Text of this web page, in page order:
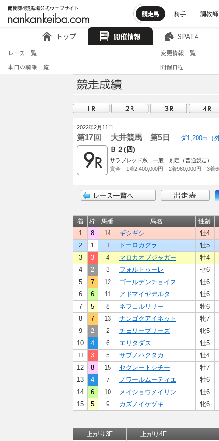
競走馬 騎手 調教師
トップ 開催情報 SPAT4
レース一覧
変更情報一覧
本日の騎乗一覧
開催日程
2022年2月11日
第17回 大井競馬 第5日 ダ1,200m（
Ｂ２(四)
サラブレッド系 一般 別定（普通競走）
賞金 1着2,400,000円 2着960,000円 3着
着 枠 馬番 馬名 性齢
1
8 14 ギシギシ 牡4
2
1 1 ドーロカグラ 牡5
3
3 4 マロカオブジャガー 牡4
4
2 3 フォルトゥーレ セ6
5
7 12 ゴールデンチョイス 牡6
6
6 11 アドマイヤデルタ 牡6
7
5 8 ネフェルリリー 牝6
8
7 13 ナンゴクアイネット 牝7
9
2 2 チェリーブリーズ 牝5
10
4 6 エリタダス 牡5
11
3 5 サブノハクタカ 牡4
12
8 15 セグレートシチー 牡7
13
4 7 ノワールムーティエ 牡6
14
6 10 メイショウメイリン 牡6
15
5 9 カズノイケヅキ 牝6
上がり3F
上がり4F